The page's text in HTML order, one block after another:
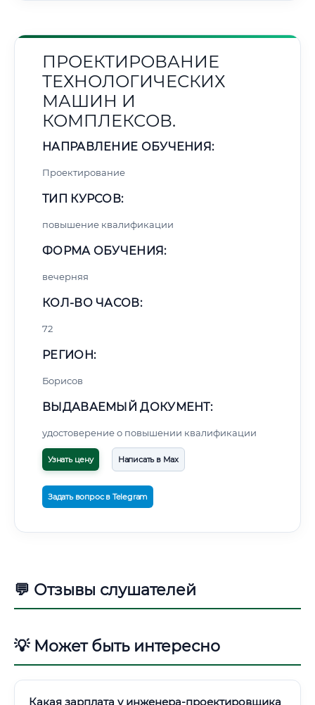
ПРОЕКТИРОВАНИЕ
ТЕХНОЛОГИЧЕСКИХ
МАШИН И
КОМПЛЕКСОВ.
НАПРАВЛЕНИЕ ОБУЧЕНИЯ:
Проектирование
ТИП КУРСОВ:
повышение квалификации
ФОРМА ОБУЧЕНИЯ:
вечерняя
КОЛ-ВО ЧАСОВ:
72
РЕГИОН:
Борисов
ВЫДАВАЕМЫЙ ДОКУМЕНТ:
удостоверение о повышении квалификации
Узнать цену Написать в Max
Задать вопрос в Telegram
💬 Отзывы слушателей
💡 Может быть интересно
Какая зарплата у инженера-проектировщика